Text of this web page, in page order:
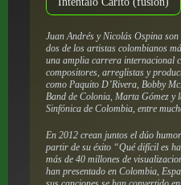
Juan Andrés y Nicolás Ospina
dos de los artistas colombianos
una amplia carrera internacional
compositores, arreglistas y
como Paquito D’Rivera, Bobby
Band de Colonia, Marta Gómez y
Sinfónica de Colombia, entre
En 2012 crean juntos el dúo
partir de su éxito “Qué difícil es
más de 40 millones de
han presentado en Colombia,